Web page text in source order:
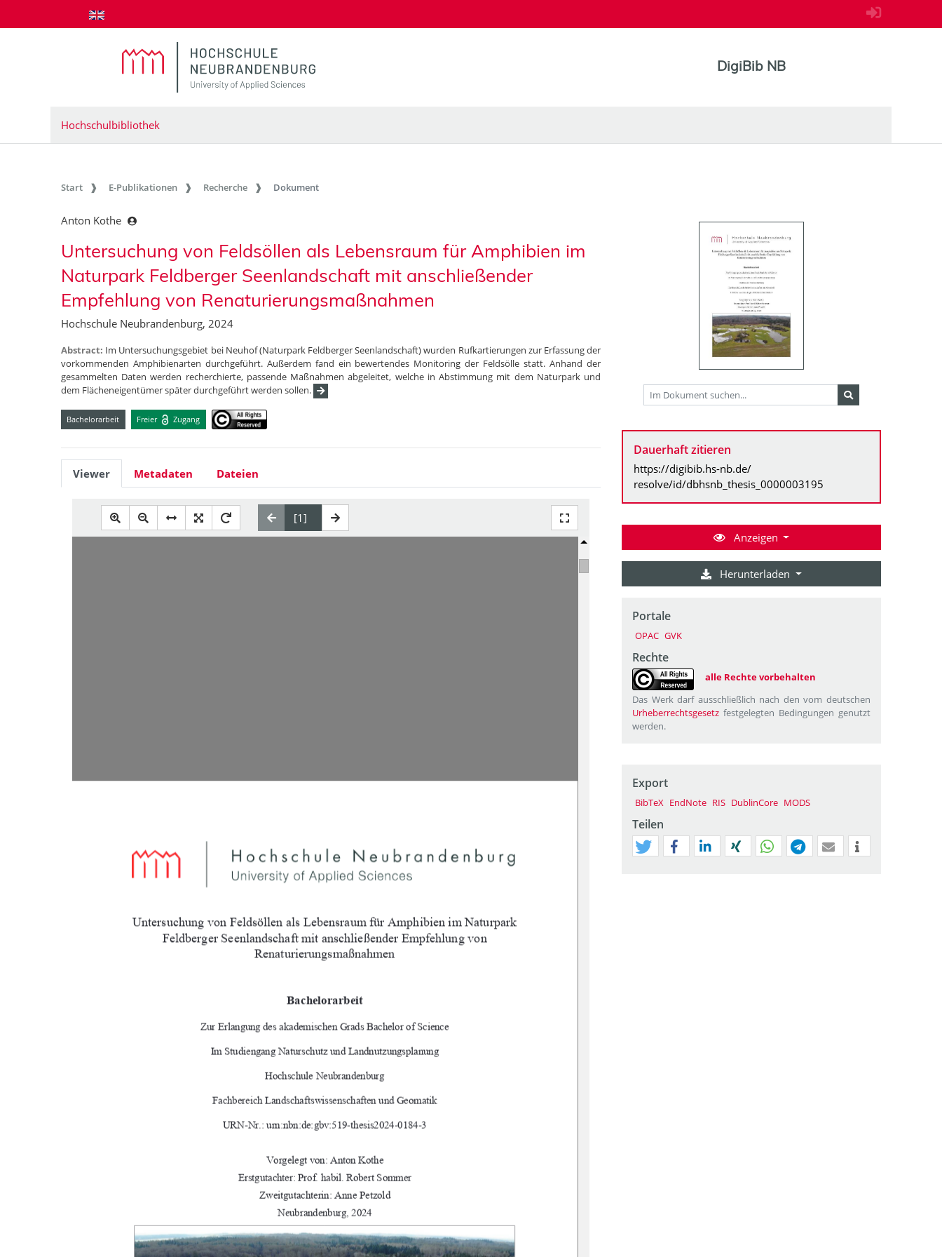
zum Inhalt springen
DigiBib NB
Hochschulbibliothek
Start E-Publikationen Recherche Dokument
Anton Kothe
Untersuchung von Feldsöllen als Lebensraum für Amphibien im
Naturpark Feldberger Seenlandschaft mit anschließender
Empfehlung von Renaturierungsmaßnahmen
Hochschule Neubrandenburg, 2024
Abstract: Im Untersuchungsgebiet bei Neuhof (Naturpark Feldberger Seenlandschaft) wurden Rufkartierungen zur Erfassung der
vorkommenden Amphibienarten durchgeführt. Außerdem fand ein bewertendes Monitoring der Feldsölle statt. Anhand der
gesammelten Daten werden recherchierte, passende Maßnahmen abgeleitet, welche in Abstimmung mit dem Naturpark und
dem Flächeneigentümer später durchgeführt werden sollen.
Bachelorarbeit Freier Zugang
Viewer Metadaten Dateien
Untersuchung von Feldsöllen als Lebensraum für Amphibien im Naturpark
Feldberger Seenlandschaft mit anschließender Empfehlung von
Renaturierungsmaßnahmen
Bachelorarbeit
Zur Erlangung des akademischen Grads Bachelor of Science
Im Studiengang Naturschutz und Landnutzungsplanung
Hochschule Neubrandenburg
Fachbereich Landschaftswissenschaften und Geomatik
URN-Nr.: urn:nbn:de:gbv:519-thesis2024-0184-3
Vorgelegt von: Anton Kothe
Erstgutachter: Prof. habil. Robert Sommer
Zweitgutachterin: Anne Petzold
Neubrandenburg, 2024
Dauerhaft zitieren
https://digibib.hs-nb.de/
resolve/id/dbhsnb_thesis_0000003195
Anzeigen
Herunterladen
Portale
OPAC GVK
Rechte
alle Rechte vorbehalten
Das Werk darf ausschließlich nach den vom deutschen
Urheberrechtsgesetz festgelegten Bedingungen genutzt
werden.
Export
BibTeX EndNote RIS DublinCore MODS
Teilen